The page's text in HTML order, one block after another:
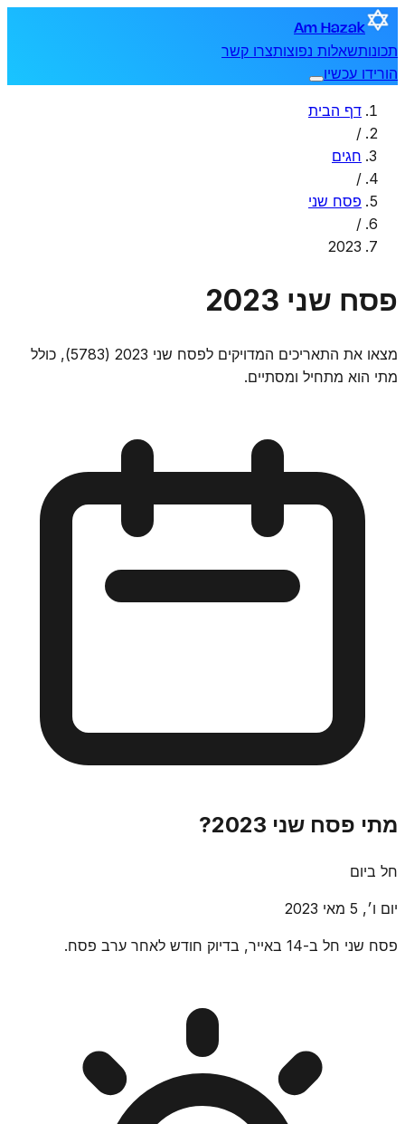
Am Hazak
תכונותשאלות נפוצותצרו קשר
הורידו עכשיו
דף הבית
/
חגים
/
פסח שני
/
2023
פסח שני 2023
מצאו את התאריכים המדויקים לפסח שני 2023 (5783), כולל
מתי הוא מתחיל ומסתיים.
מתי פסח שני 2023?
חל ביום
יום ו׳, 5 מאי 2023
פסח שני חל ב-14 באייר, בדיוק חודש לאחר ערב פסח.